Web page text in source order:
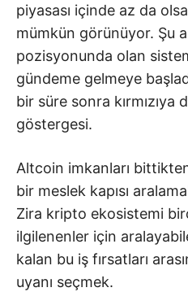
piyasası içinde az da
mümkün görünüyor. Şu
pozisyonunda olan
gündeme gelmeye
bir süre sonra kırmızıya
göstergesi.
Altcoin imkanları
bir meslek kapısı
Zira kripto ekosistemi
ilgilenenler için
kalan bu iş fırsatları
uyanı seçmek.